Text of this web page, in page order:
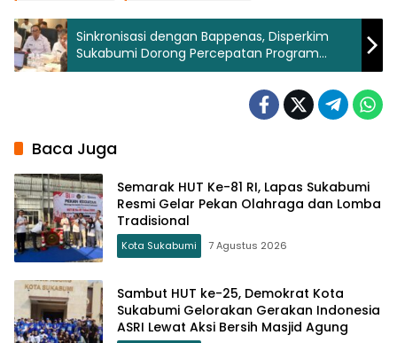
Sinkronisasi dengan Bappenas, Disperkim
Sukabumi Dorong Percepatan Program
Perumahan dan Permukiman
Baca Juga
Semarak HUT Ke-81 RI, Lapas Sukabumi
Resmi Gelar Pekan Olahraga dan Lomba
Tradisional
Kota Sukabumi 7 Agustus 2026
Sambut HUT ke-25, Demokrat Kota
Sukabumi Gelorakan Gerakan Indonesia
ASRI Lewat Aksi Bersih Masjid Agung